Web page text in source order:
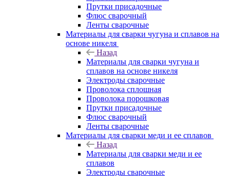
Прутки присадочные
Флюс сварочный
Ленты сварочные
Материалы для сварки чугуна и сплавов на
основе никеля
Назад
Материалы для сварки чугуна и
сплавов на основе никеля
Электроды сварочные
Проволока сплошная
Проволока порошковая
Прутки присадочные
Флюс сварочный
Ленты сварочные
Материалы для сварки меди и ее сплавов
Назад
Материалы для сварки меди и ее
сплавов
Электроды сварочные